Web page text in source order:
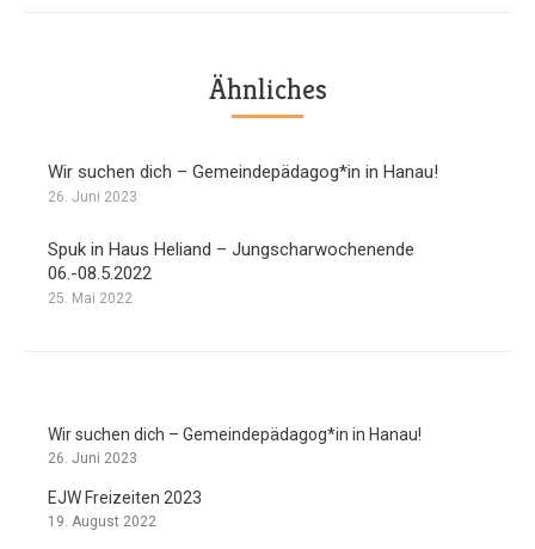
Ähnliches
Wir suchen dich – Gemeindepädagog*in in Hanau!
26. Juni 2023
Spuk in Haus Heliand – Jungscharwochenende
06.-08.5.2022
25. Mai 2022
Wir suchen dich – Gemeindepädagog*in in Hanau!
26. Juni 2023
EJW Freizeiten 2023
19. August 2022